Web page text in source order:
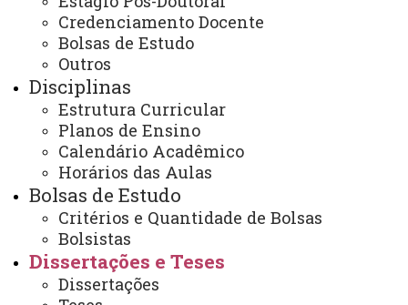
Credenciamento Docente
Bolsas de Estudo
Outros
Disciplinas
Estrutura Curricular
Planos de Ensino
Calendário Acadêmico
Horários das Aulas
Bolsas de Estudo
Critérios e Quantidade de Bolsas
Bolsistas
Dissertações e Teses
Dissertações
ppzunioeste@gmail.com
ppzunioesteutfpr@gmail.com
ppz-dv@utfpr.edu.br
Você está aqui:Unioeste
PPZ - Pós Graduação em Zootecnia
Dissertações e Teses
Calendário de Defesas / Qualificações
ACESSE